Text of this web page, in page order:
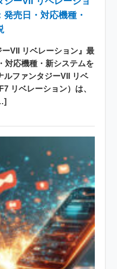
売日・対応機種・
ーVII リベレーション』最
対応機種・新システムを
ルファンタジーVII リベ
リベレーション）は、